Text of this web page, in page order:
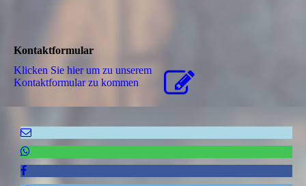
Kontaktformular
Klicken Sie hier um zu unserem
Kon­takt­for­mu­lar zu kommen